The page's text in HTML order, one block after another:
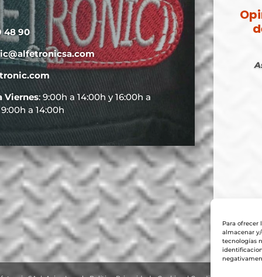
Para ofrecer
almacenar
tecnologías
48 90
Viernes: 9:00h a 14:00h y 16:00h a
9:00h a 14:00h